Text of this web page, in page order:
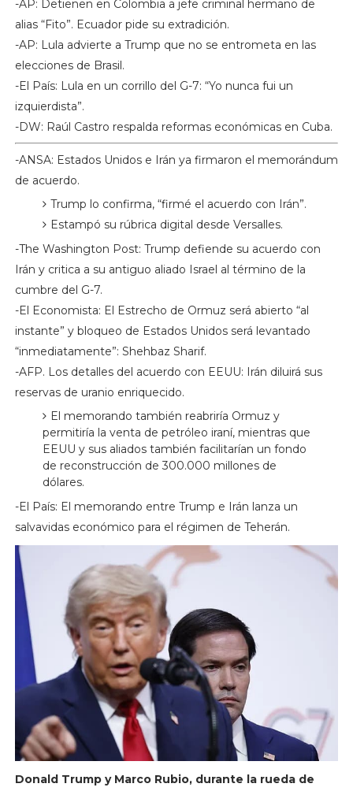
-AP: Detienen en Colombia a jefe criminal hermano de
alias “Fito”. Ecuador pide su extradición.
-AP: Lula advierte a Trump que no se entrometa en las
elecciones de Brasil.
-El País: Lula en un corrillo del G-7: “Yo nunca fui un
izquierdista”.
-DW: Raúl Castro respalda reformas económicas en Cuba.
-ANSA: Estados Unidos e Irán ya firmaron el memorándum
de acuerdo.
Trump lo confirma, “firmé el acuerdo con Irán”.
Estampó su rúbrica digital desde Versalles.
-The Washington Post: Trump defiende su acuerdo con
Irán y critica a su antiguo aliado Israel al término de la
cumbre del G-7.
-El Economista: El Estrecho de Ormuz será abierto “al
instante” y bloqueo de Estados Unidos será levantado
“inmediatamente”: Shehbaz Sharif.
-AFP. Los detalles del acuerdo con EEUU: Irán diluirá sus
reservas de uranio enriquecido.
El memorando también reabriría Ormuz y
permitiría la venta de petróleo iraní, mientras que
EEUU y sus aliados también facilitarían un fondo
de reconstrucción de 300.000 millones de
dólares.
-El País: El memorando entre Trump e Irán lanza un
salvavidas económico para el régimen de Teherán.
Donald Trump y Marco Rubio, durante la rueda de